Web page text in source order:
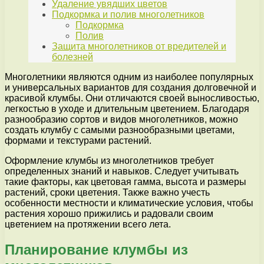
Удаление увядших цветов
Подкормка и полив многолетников
Подкормка
Полив
Защита многолетников от вредителей и
болезней
Многолетники являются одним из наиболее популярных
и универсальных вариантов для создания долговечной и
красивой клумбы. Они отличаются своей выносливостью,
легкостью в уходе и длительным цветением. Благодаря
разнообразию сортов и видов многолетников, можно
создать клумбу с самыми разнообразными цветами,
формами и текстурами растений.
Оформление клумбы из многолетников требует
определенных знаний и навыков. Следует учитывать
такие факторы, как цветовая гамма, высота и размеры
растений, сроки цветения. Также важно учесть
особенности местности и климатические условия, чтобы
растения хорошо прижились и радовали своим
цветением на протяжении всего лета.
Планирование клумбы из